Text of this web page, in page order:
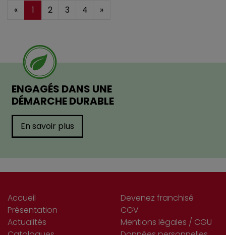
« 1 2 3 4 »
ENGAGÉS DANS UNE
DÉMARCHE DURABLE
En savoir plus
Accueil
Présentation
Actualités
Devenez franchisé
CGV
Mentions légales / CGU